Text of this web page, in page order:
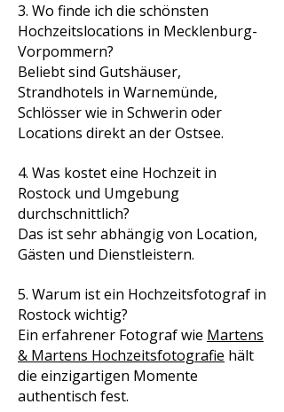
3. Wo finde ich die schönsten
Hochzeitslocations in Mecklenburg-
Vorpommern?
Beliebt sind Gutshäuser,
Strandhotels in Warnemünde,
Schlösser wie in Schwerin oder
Locations direkt an der Ostsee.
4. Was kostet eine Hochzeit in
Rostock und Umgebung
durchschnittlich?
Das ist sehr abhängig von Location,
Gästen und Dienstleistern.
5. Warum ist ein Hochzeitsfotograf in
Rostock wichtig?
Ein erfahrener Fotograf wie Martens
& Martens Hochzeitsfotografie hält
die einzigartigen Momente
authentisch fest.